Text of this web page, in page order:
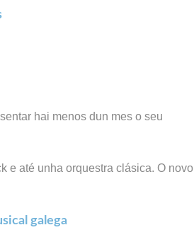
hai menos dun mes o seu
e até unha orquestra clásica. O novo
galega